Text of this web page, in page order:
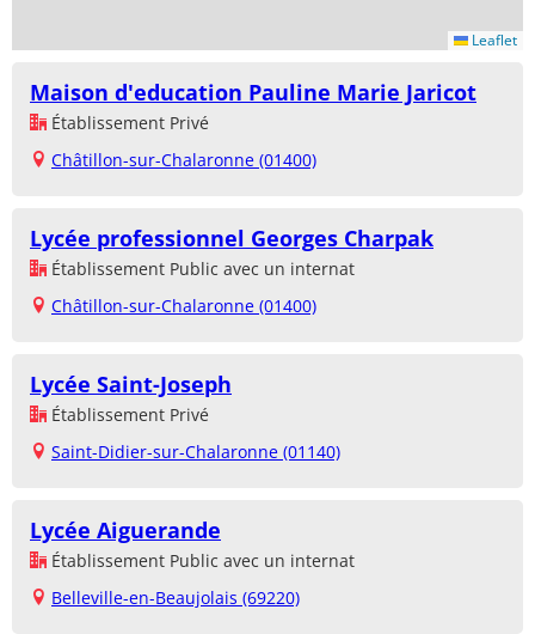
Leaflet
Maison d'education Pauline Marie Jaricot
Établissement Privé
Châtillon-sur-Chalaronne (01400)
Lycée professionnel Georges Charpak
Établissement Public avec un internat
Châtillon-sur-Chalaronne (01400)
Lycée Saint-Joseph
Établissement Privé
Saint-Didier-sur-Chalaronne (01140)
Lycée Aiguerande
Établissement Public avec un internat
Belleville-en-Beaujolais (69220)